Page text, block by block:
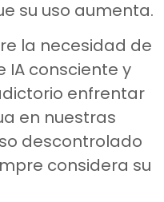
su uso aumenta.
la necesidad de
IA consciente y
enfrentar
en nuestras
descontrolado
considera su